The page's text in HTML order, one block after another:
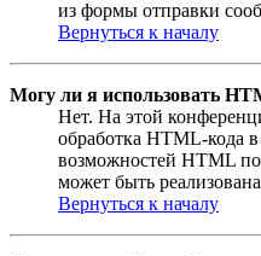
из формы отправки
Вернуться к началу
Могу ли я использовать
Нет. На этой
обработка HTML-кода
возможностей HTML
может быть
Вернуться к началу